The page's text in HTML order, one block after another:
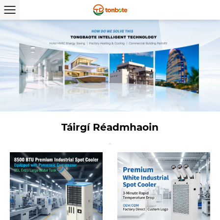
Táirgí Réadmhaoin